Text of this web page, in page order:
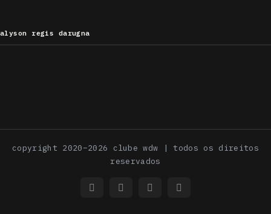
alyson regis darugna
copyright 2020–2026 clube wdw | todos os direitos
reservados
InstagramFacebookInstagramYouTube